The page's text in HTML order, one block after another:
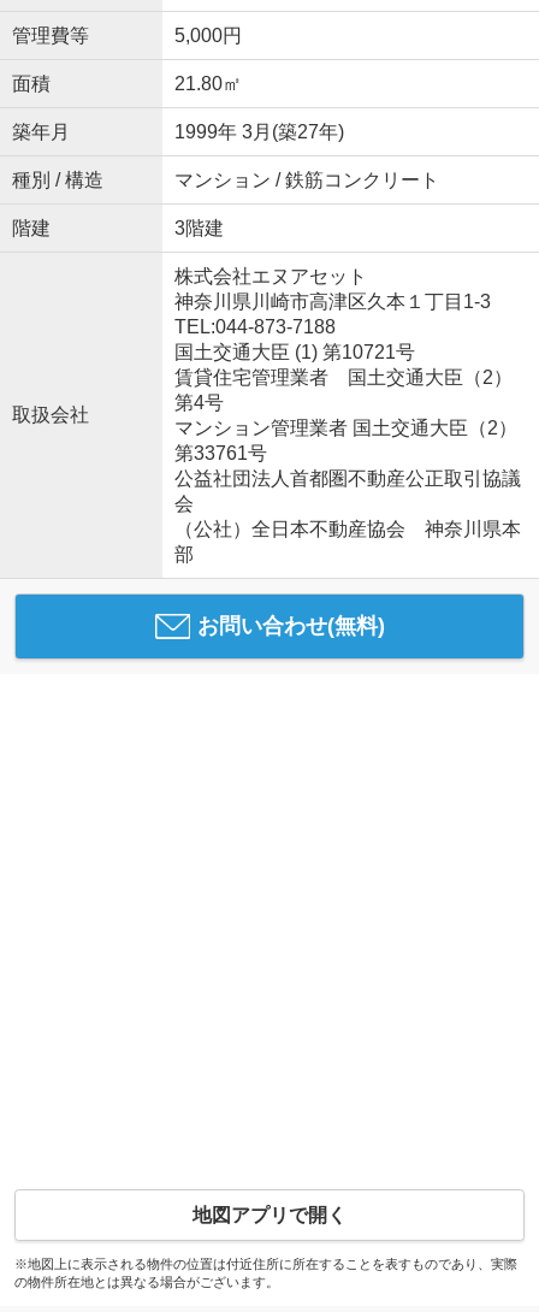
管理費等 5,000円
面積 21.80㎡
築年月 1999年 3月(築27年)
種別 / 構造 マンション / 鉄筋コンクリート
階建 3階建
取扱会社
株式会社エヌアセット
神奈川県川崎市高津区久本１丁目1-3
TEL:044-873-7188
国土交通大臣 (1) 第10721号
賃貸住宅管理業者 国土交通大臣（2）
第4号
マンション管理業者 国土交通大臣（2）
第33761号
公益社団法人首都圏不動産公正取引協議
会
（公社）全日本不動産協会 神奈川県本
部
お問い合わせ(無料)
地図アプリで開く
※地図上に表示される物件の位置は付近住所に所在することを表すものであり、実際
の物件所在地とは異なる場合がございます。